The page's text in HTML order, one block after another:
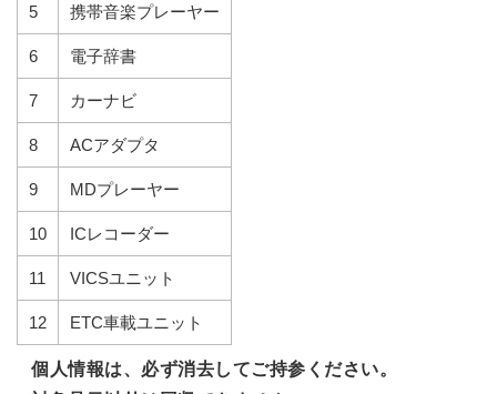
5 携帯音楽プレーヤー
6 電子辞書
7 カーナビ
8 ACアダプタ
9 MDプレーヤー
10 ICレコーダー
11 VICSユニット
12 ETC車載ユニット
個人情報は、必ず消去してご持参ください。